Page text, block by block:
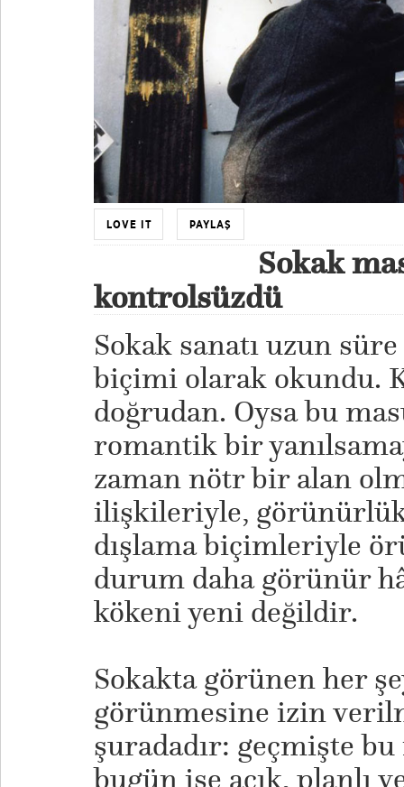
LOVE IT PAYLAŞ
Sokak
kontrolsüzdü
Sokak sanatı uzun
biçimi olarak okundu.
doğrudan. Oysa bu
romantik bir
zaman nötr bir alan
ilişkileriyle,
dışlama biçimleriyle
durum daha görünür
kökeni yeni değildir.
Sokakta görünen her
görünmesine izin
şuradadır: geçmişte
bugün ise açık, planlı